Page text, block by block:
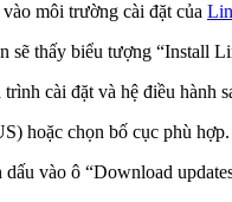
môi trường cài đặt của
sẽ thấy biểu tượng “Install
cài đặt và hệ điều hành
hoặc chọn bố cục phù hợp.
dấu vào ô “Download